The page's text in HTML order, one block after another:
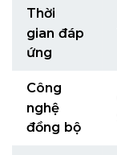
Thời
gian đáp
ứng
Công
nghệ
đồng bộ